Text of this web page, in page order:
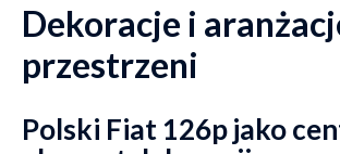
Dekoracje i
przestrzeni
Polski Fiat 126p jako